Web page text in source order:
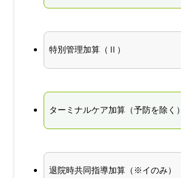
特別管理加算（Ⅱ）
ターミナルケア加算（予防を除く）
退院時共同指導加算（※イのみ）